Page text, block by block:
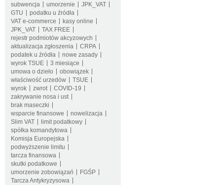
subwencja
umorzenie
JPK_VAT
GTU
podatku u źródła
VAT e-commerce
kasy online
JPK_VAT
TAX FREE
rejestr podmiotów akcyzowych
aktualizacja zgłoszenia
CRPA
podatek u źródła
nowe zasady
wyrok TSUE
3 miesiące
umowa o dzieło
obowiązek
właściwość urzedów
TSUE
wyrok
zwrot
COVID-19
zakrywanie nosa i ust
brak maseczki
wsparcie finansowe
nowelizacja
Slim VAT
limit podatkowy
spółka komandytowa
Komisja Europejska
podwyższenie limitu
tarcza finansowa
skutki podatkowe
umorzenie zobowiązań
FGŚP
Tarcza Antykryzysowa